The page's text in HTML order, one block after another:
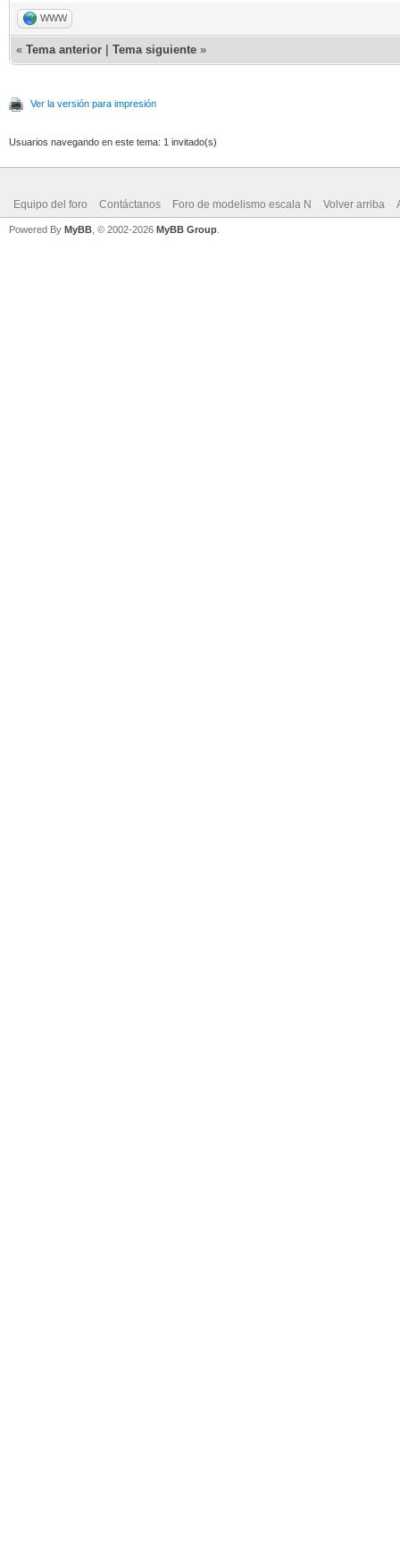
WWW
« Tema anterior | Tema siguiente »
Ver la versión para impresión
Usuarios navegando en este tema: 1 invitado(s)
Equipo del foro Contáctanos Foro de modelismo escala N Volver arriba
Powered By MyBB , © 2002-2026 MyBB Group